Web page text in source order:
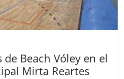
Beach Vóley en el
Mirta Reartes